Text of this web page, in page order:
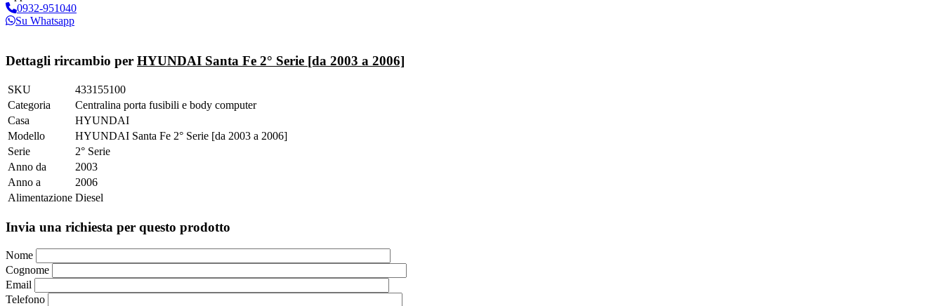
0932-951040
Su Whatsapp
Dettagli rircambio per HYUNDAI Santa Fe 2° Serie [da 2003 a 2006]
SKU
433155100
Categoria
Centralina porta fusibili e body computer
Casa
HYUNDAI
Modello
HYUNDAI Santa Fe 2° Serie [da 2003 a 2006]
Serie
2° Serie
Anno da
2003
Anno a
2006
Alimentazione Diesel
Invia una richiesta per questo prodotto
Nome
Cognome
Email
Telefono